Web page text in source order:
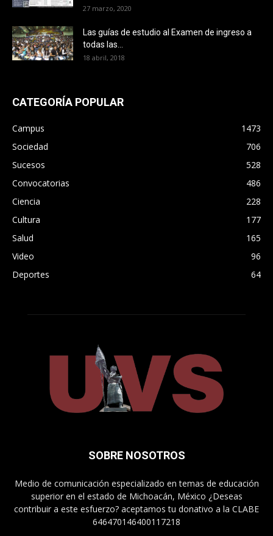
27 marzo, 2020
Las guías de estudio al Examen de ingreso a
todas las...
18 abril, 2018
CATEGORÍA POPULAR
Campus
1473
Sociedad
706
Sucesos
528
Convocatorias
486
Ciencia
228
Cultura
177
Salud
165
Video
96
Deportes
64
SOBRE NOSOTROS
Medio de comunicación especializado en temas de educación
superior en el estado de Michoacán, México ¿Deseas
contribuir a este esfuerzo? aceptamos tu donativo a la CLABE
646470146400117218